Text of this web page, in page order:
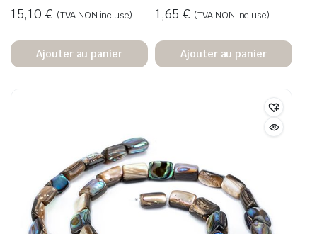
15,10 € (TVA NON incluse)
Ajouter au panier
1,65 € (TVA NON incluse)
Ajouter au panier